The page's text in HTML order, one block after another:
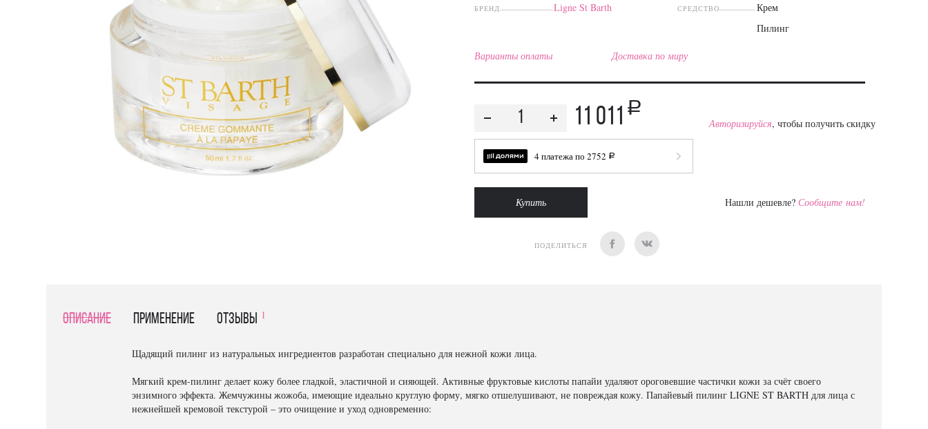
БРЕНД Ligne St Barth СРЕДСТВО
Крем
Пилинг
Варианты оплаты Доставка по миру
11 011 a
Авторизируйся, чтобы получить скидку
4 платежа по 2752 a
Купить Нашли дешевле? Сообщите нам!
ПОДЕЛИТЬСЯ
Описание Применение отзывы 1
Щадящий пилинг из натуральных ингредиентов разработан специально для нежной кожи лица.
Мягкий крем-пилинг делает кожу более гладкой, эластичной и сияющей. Активные фруктовые кислоты папайи удаляют ороговевшие частички кожи за счёт своего
энзимного эффекта. Жемчужины жожоба, имеющие идеально круглую форму, мягко отшелушивают, не повреждая кожу. Папайевый пилинг LIGNE ST BARTH для лица с
нежнейшей кремовой текстурой – это очищение и уход одновременно: